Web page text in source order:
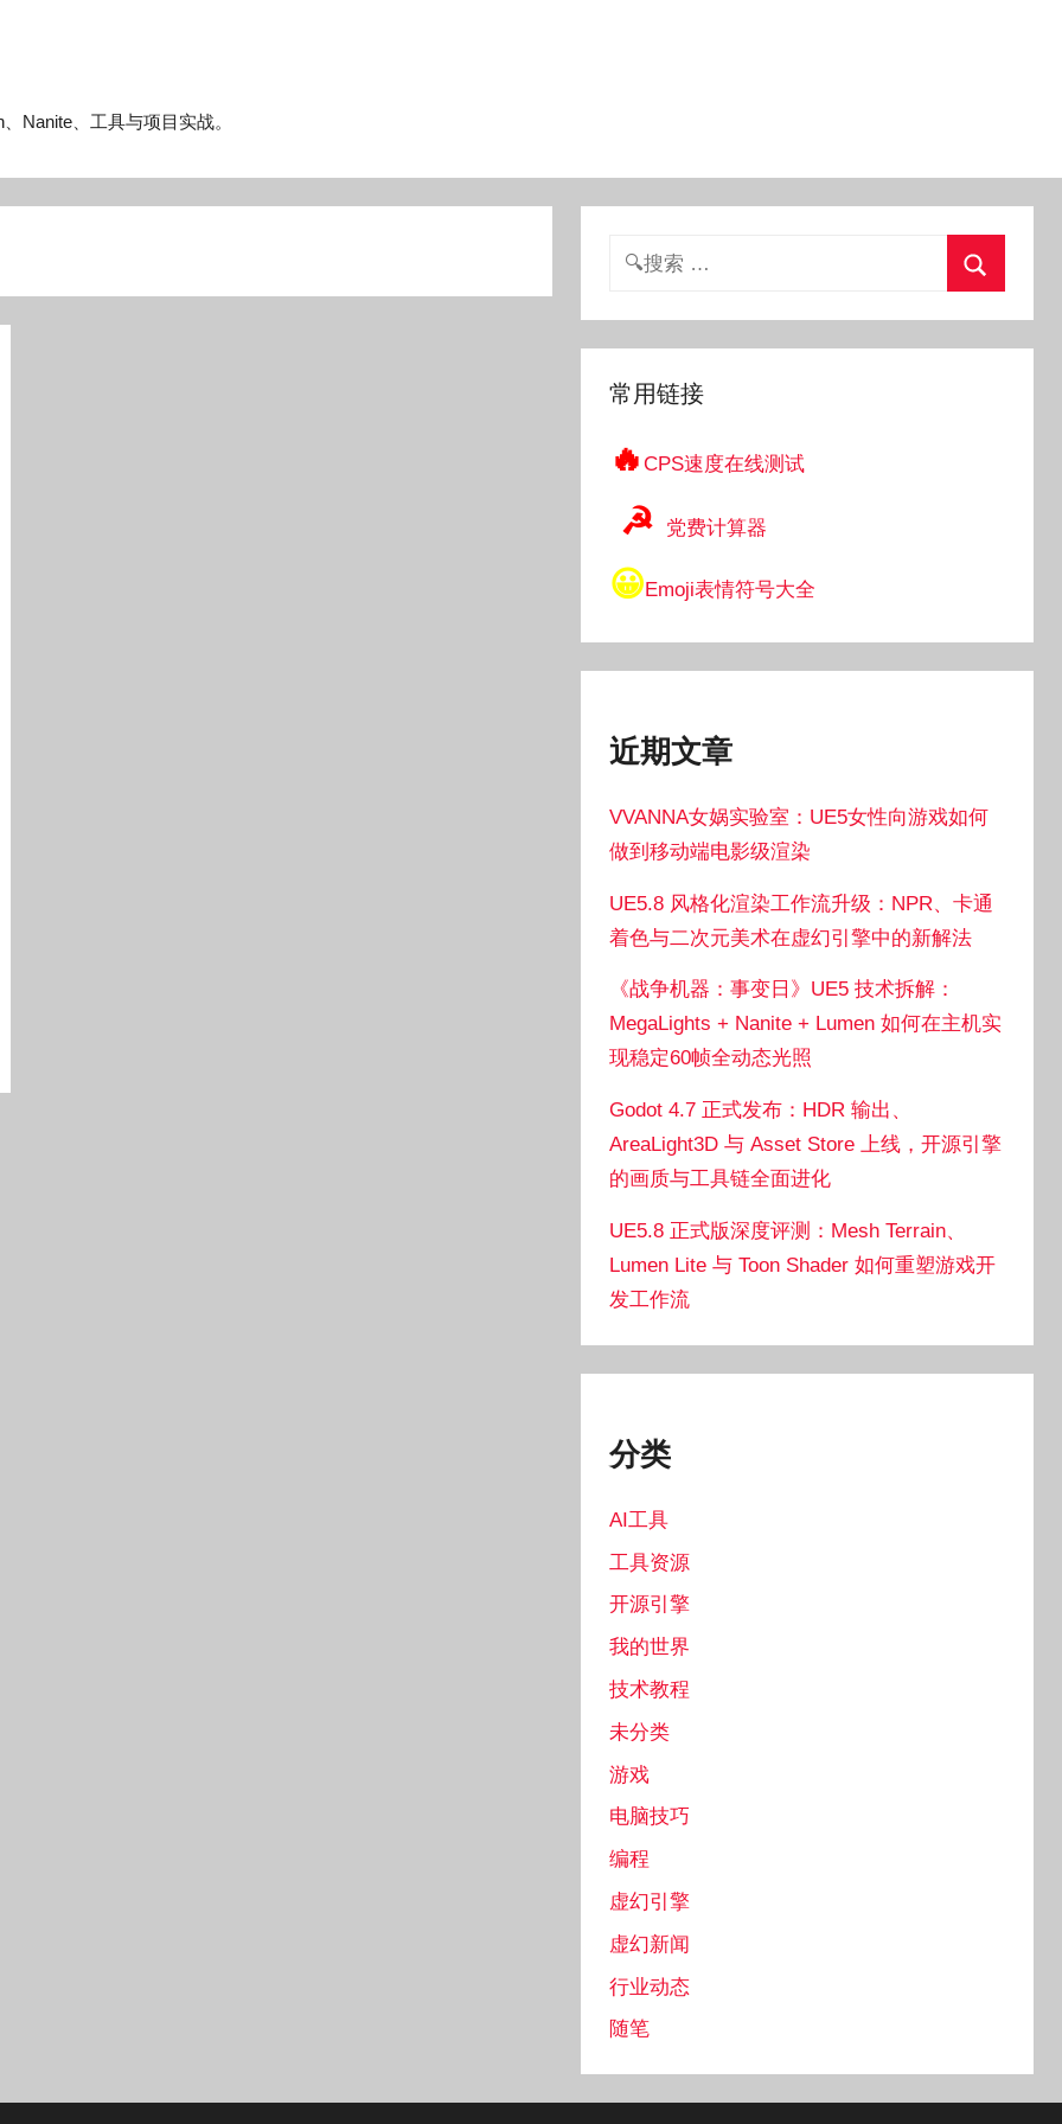
Nanite、工具与项目实战。
搜
常用链接
🔥CPS速度在线测试
☭ 党费计算器
😀Emoji表情符号大全
近期文章
VVANNA女娲实验室：UE5女性向游戏如何
做到移动端电影级渲染
UE5.8 风格化渲染工作流升级：NPR、卡通
着色与二次元美术在虚幻引擎中的新解法
《战争机器：事变日》UE5 技术拆解：
MegaLights + Nanite + Lumen 如何在主机实
现稳定60帧全动态光照
Godot 4.7 正式发布：HDR 输出、
AreaLight3D 与 Asset Store 上线，开源引擎
的画质与工具链全面进化
UE5.8 正式版深度评测：Mesh Terrain、
Lumen Lite 与 Toon Shader 如何重塑游戏开
发工作流
分类
AI工具
工具资源
开源引擎
我的世界
技术教程
未分类
游戏
电脑技巧
编程
虚幻引擎
虚幻新闻
行业动态
随笔